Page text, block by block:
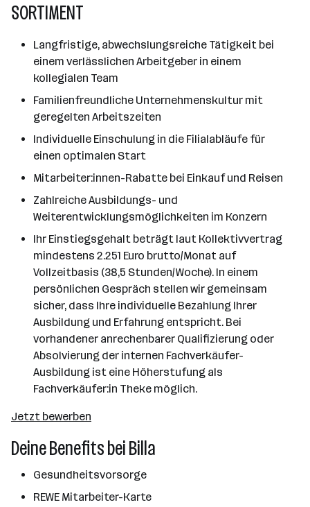
SORTIMENT
Langfristige, abwechslungsreiche Tätigkeit bei
einem verlässlichen Arbeitgeber in einem
kollegialen Team
Familienfreundliche Unternehmenskultur mit
geregelten Arbeitszeiten
Individuelle Einschulung in die Filialabläufe für
einen optimalen Start
Mitarbeiter:innen-Rabatte bei Einkauf und Reisen
Zahlreiche Ausbildungs- und
Weiterentwicklungsmöglichkeiten im Konzern
Ihr Einstiegsgehalt beträgt laut Kollektivvertrag
mindestens 2.251 Euro brutto/Monat auf
Vollzeitbasis (38,5 Stunden/Woche). In einem
persönlichen Gespräch stellen wir gemeinsam
sicher, dass Ihre individuelle Bezahlung Ihrer
Ausbildung und Erfahrung entspricht. Bei
vorhandener anrechenbarer Qualifizierung oder
Absolvierung der internen Fachverkäufer-
Ausbildung ist eine Höherstufung als
Fachverkäufer:in Theke möglich.
Jetzt bewerben
Deine Benefits bei Billa
Gesundheitsvorsorge
REWE Mitarbeiter-Karte